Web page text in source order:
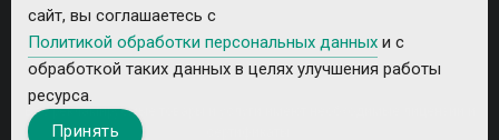
Все рекламируемые товары и услуги имеют необходимые лицензии и
сайт, вы соглашаетесь с
Политикой обработки персональных данных и с
обработкой таких данных в целях улучшения работы
ресурса.
Принять